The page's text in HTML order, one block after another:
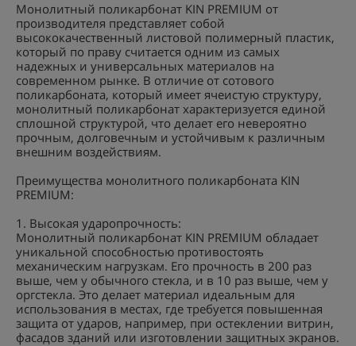
Монолитный поликарбонат KIN PREMIUM от
производителя представляет собой
высококачественный листовой полимерный пластик,
который по праву считается одним из самых
надежных и универсальных материалов на
современном рынке. В отличие от сотового
поликарбоната, который имеет ячеистую структуру,
монолитный поликарбонат характеризуется единой
сплошной структурой, что делает его невероятно
прочным, долговечным и устойчивым к различным
внешним воздействиям.
Преимущества монолитного поликарбоната KIN
PREMIUM:
1. Высокая ударопрочность:
Монолитный поликарбонат KIN PREMIUM обладает
уникальной способностью противостоять
механическим нагрузкам. Его прочность в 200 раз
выше, чем у обычного стекла, и в 10 раз выше, чем у
оргстекла. Это делает материал идеальным для
использования в местах, где требуется повышенная
защита от ударов, например, при остеклении витрин,
фасадов зданий или изготовлении защитных экранов.